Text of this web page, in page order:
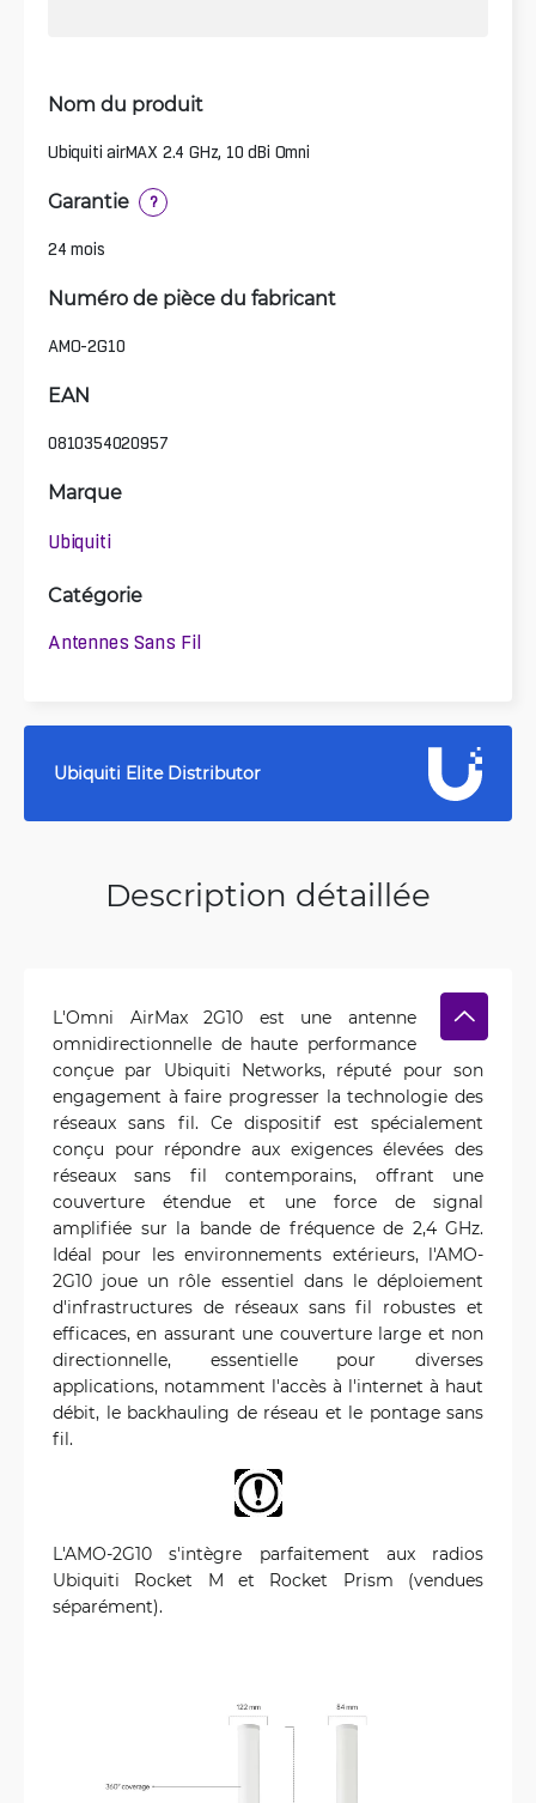
Nom du produit
Ubiquiti airMAX 2.4 GHz, 10 dBi Omni
Garantie ?
24 mois
Numéro de pièce du fabricant
AMO-2G10
EAN
0810354020957
Marque
Ubiquiti
Catégorie
Antennes Sans Fil
Ubiquiti Elite Distributor
Description détaillée
L'Omni AirMax 2G10 est une antenne
omnidirectionnelle de haute performance
conçue par Ubiquiti Networks, réputé pour son
engagement à faire progresser la technologie des
réseaux sans fil. Ce dispositif est spécialement
conçu pour répondre aux exigences élevées des
réseaux sans fil contemporains, offrant une
couverture étendue et une force de signal
amplifiée sur la bande de fréquence de 2,4 GHz.
Idéal pour les environnements extérieurs, l'AMO-
2G10 joue un rôle essentiel dans le déploiement
d'infrastructures de réseaux sans fil robustes et
efficaces, en assurant une couverture large et non
directionnelle, essentielle pour diverses
applications, notamment l'accès à l'internet à haut
débit, le backhauling de réseau et le pontage sans
fil.
L'AMO-2G10 s'intègre parfaitement aux radios
Ubiquiti Rocket M et Rocket Prism (vendues
séparément).